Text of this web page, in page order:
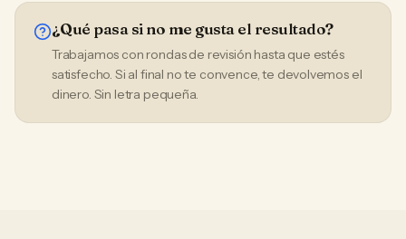
¿Qué pasa si no me gusta el resultado?
Trabajamos con rondas de revisión hasta que estés
satisfecho. Si al final no te convence, te devolvemos el
dinero. Sin letra pequeña.